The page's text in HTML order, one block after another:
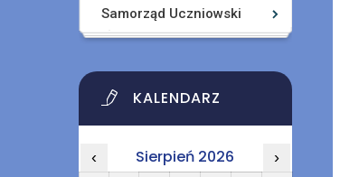
Samorząd Uczniowski
KALENDARZ
‹ Sierpień 2026 ›